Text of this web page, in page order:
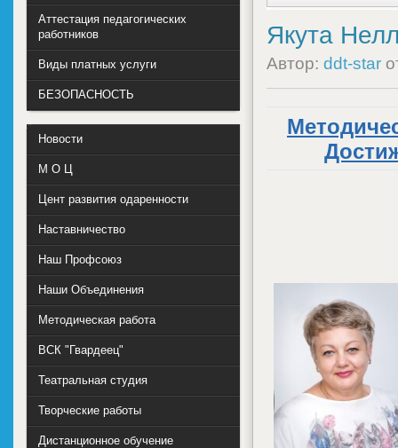
Якута
Автор: ddt-star
Аттестация педагогических
работников
Виды платных услуги
БЕЗОПАСНОСТЬ
Новости
М О Ц
Цент развития одаренности
Наставничество
Наш Профсоюз
Наши Объединения
Методическая работа
ВСК "Гвардеец"
Театральная студия
Творческие работы
Дистанционное обучение